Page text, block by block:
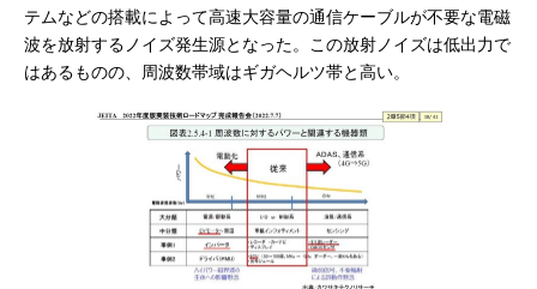
テムなどの搭載によって高速大容量の通信ケーブルが不要な電磁
波を放射するノイズ発生源となった。この放射ノイズは低出力で
はあるものの、周波数帯域はギガヘルツ帯と高い。